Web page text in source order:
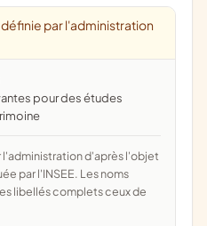
par l'administration
par l'INSEE. Les noms
libellés complets ceux de